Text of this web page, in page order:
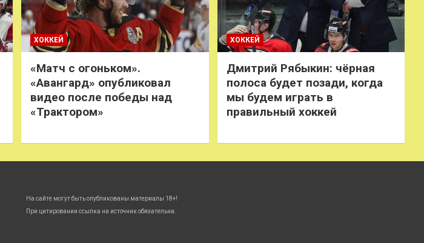
ХОККЕЙ
«Матч с огоньком».
«Авангард» опубликовал
видео после победы над
«Трактором»
ХОККЕЙ
Дмитрий Рябыкин: чёрная
полоса будет позади, когда
мы будем играть в
правильный хоккей
На сайте могут быть опубликованы материалы 18+!
При цитировании ссылка на источник обязательна.